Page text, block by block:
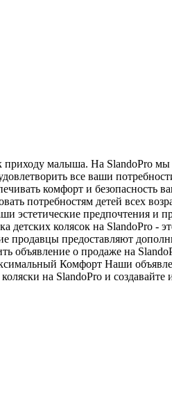
приходу малыша. На SlandoPro
все ваши
комфорт и безопасность
потребностям детей всех
эстетические предпочтения и
колясок на SlandoPro -
продавцы предоставляют
объявление о продаже на
Комфорт Наши
на SlandoPro и создавайте